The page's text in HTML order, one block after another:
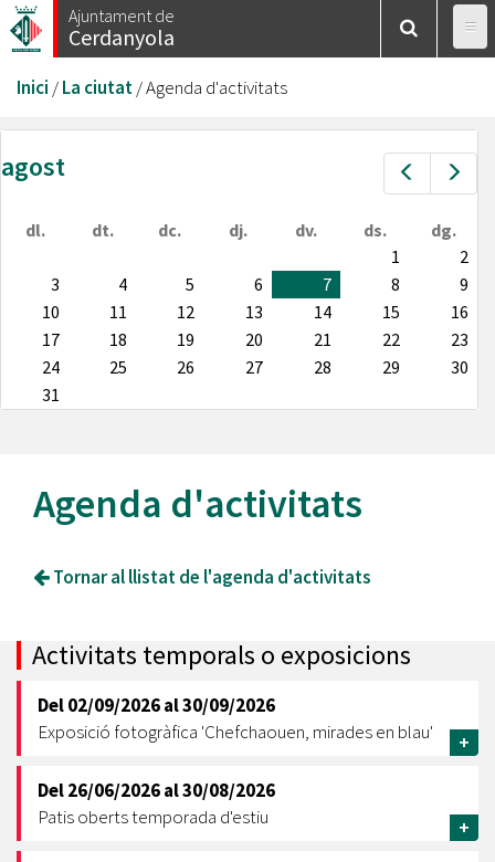
Vés
al
Ajuntament de
Cerdanyola
Esteu
aquí
Inici /La ciutat/Agenda d'activitats
Prev
agost
dl. dt. dc. dj. dv. ds.
dg.
1
2
3
4 5 6 7 8
9
10
11 12 13 14 15
16
17
18 19 20 21 22
23
24
25 26 27 28 29
30
31
Agenda d'activitats
Tornar al llistat de l'agenda d'activitats
Activitats temporals o exposicions
Del02/09/2026al30/09/2026
Exposició fotogràfica 'Chefchaouen, mirades en blau'
+
Del26/06/2026al30/08/2026
Patis oberts temporada d'estiu
+